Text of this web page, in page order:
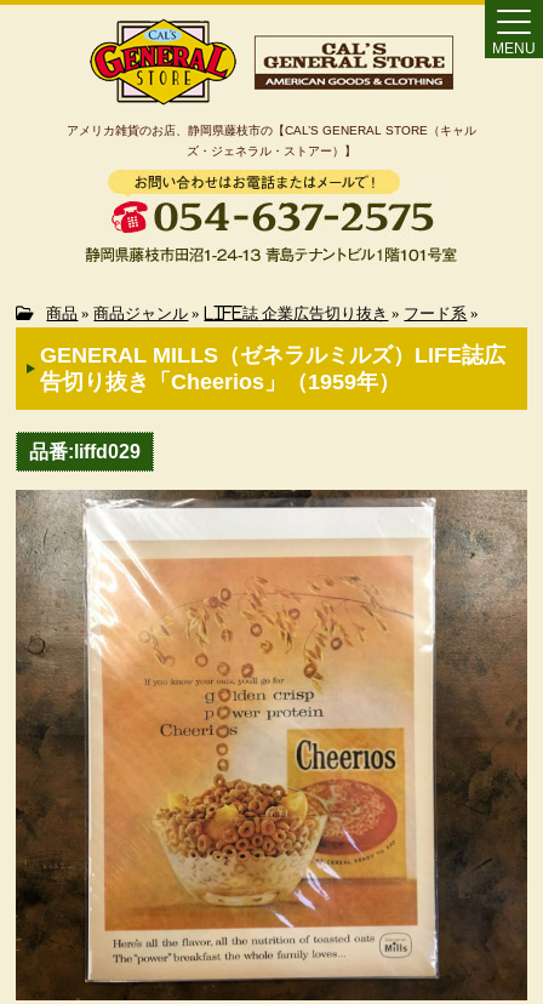
アメリカ雑貨のお店、静岡県藤枝市の【CAL’S GENERAL STORE（キャル
ズ・ジェネラル・ストアー）】
MENU
Home
カート
カテゴリー検索
ヴィンテージ・グッズ
LIFE誌 企業広告切り抜き
ファイヤーキング他
コカコーラ・グッズ
カンパニー・グッズ
キャラクター・グッズ
商品 » 商品ジャンル » LIFE誌 企業広告切り抜き » フード系 »
GENERAL MILLS（ゼネラルミルズ）LIFE誌広
告切り抜き「Cheerios」（1959年）
品番:liffd029